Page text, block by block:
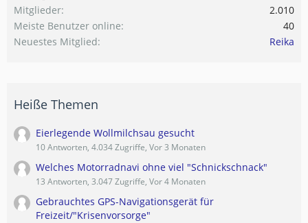
Mitglieder
2.010
Meiste Benutzer online
40
Neuestes Mitglied
Reika
Heiße Themen
Eierlegende Wollmilchsau gesucht
10 Antworten, 4.034 Zugriffe, Vor 3 Monaten
Welches Motorradnavi ohne viel "Schnickschnack"
13 Antworten, 3.047 Zugriffe, Vor 4 Monaten
Gebrauchtes GPS-Navigationsgerät für
Freizeit/"Krisenvorsorge"